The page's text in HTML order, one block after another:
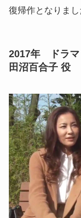
復帰作となりまし
2017年 ドラマ
田沼百合子役